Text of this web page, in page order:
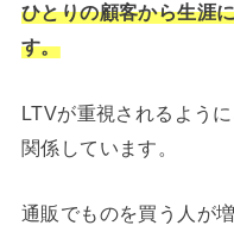
ひとりの顧客から生涯
す。
LTVが重視されるよう
関係しています。
通販でものを買う人が